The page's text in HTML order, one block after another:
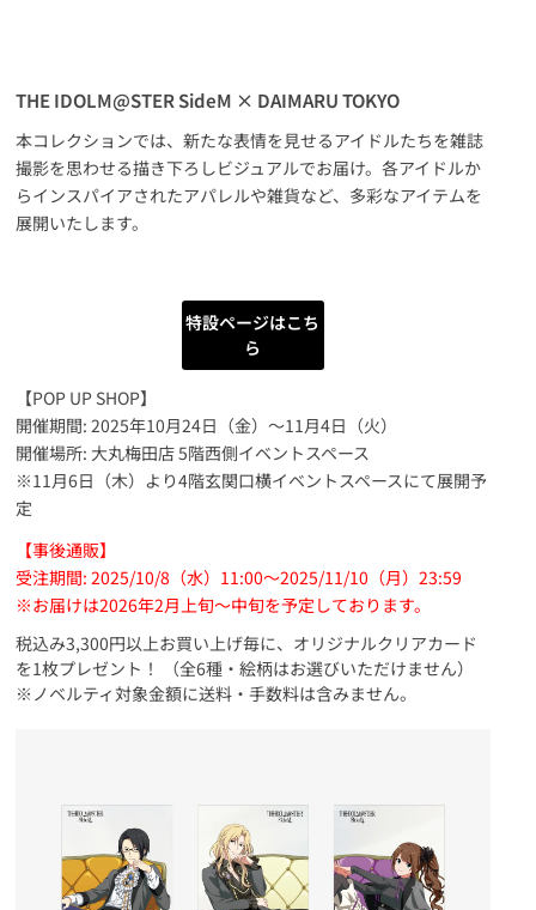
THE IDOLM@STER SideM × DAIMARU TOKYO
本コレクションでは、新たな表情を見せるアイドルたちを雑誌
撮影を思わせる描き下ろしビジュアルでお届け。各アイドルか
らインスパイアされたアパレルや雑貨など、多彩なアイテムを
展開いたします。
特設ページはこち
ら
【POP UP SHOP】
開催期間: 2025年10月24日（金）～11月4日（火）
開催場所: 大丸梅田店 5階西側イベントスペース
※11月6日（木）より4階玄関口横イベントスペースにて展開予
定
【事後通販】
受注期間: 2025/10/8（水）11:00～2025/11/10（月）23:59
※お届けは2026年2月上旬～中旬を予定しております。
税込み3,300円以上お買い上げ毎に、オリジナルクリアカード
を1枚プレゼント！ （全6種・絵柄はお選びいただけません）
※ノベルティ対象金額に送料・手数料は含みません。